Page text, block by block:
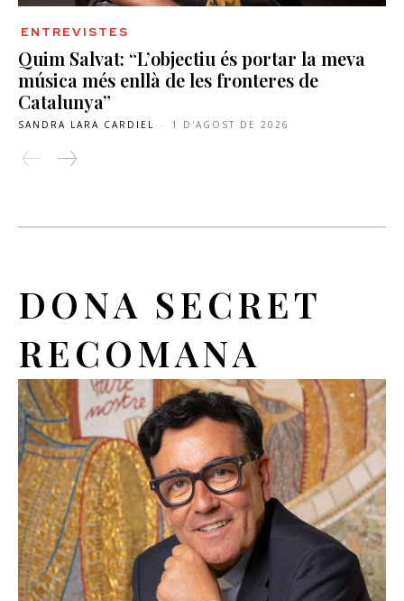
ENTREVISTES
Quim Salvat: “L’objectiu és portar la meva
música més enllà de les fronteres de
Catalunya”
SANDRA LARA CARDIEL - 1 D'AGOST DE 2026
DONA SECRET
RECOMANA